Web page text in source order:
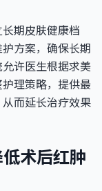
期皮肤健康档
方案，确保长期
许医生根据求美
理策略，提供最
而延长治疗效果
术后红肿